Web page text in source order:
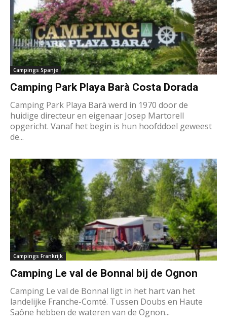
Campings Spanje
Camping Park Playa Barà Costa Dorada
Camping Park Playa Barà werd in 1970 door de
huidige directeur en eigenaar Josep Martorell
opgericht. Vanaf het begin is hun hoofddoel geweest
de...
Campings Frankrijk
Camping Le val de Bonnal bij de Ognon
Camping Le val de Bonnal ligt in het hart van het
landelijke Franche-Comté. Tussen Doubs en Haute
Saône hebben de wateren van de Ognon...